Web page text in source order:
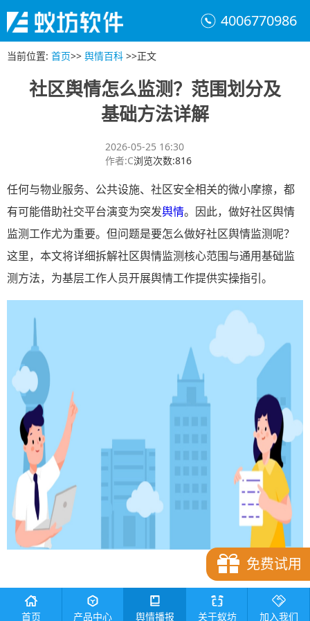
4006770986
当前位置: 首页>> 舆情百科 >>正文
社区舆情怎么监测？范围划分及
基础方法详解
2026-05-25 16:30
作者:C浏览次数:816
任何与物业服务、公共设施、社区安全相关的微小摩擦，都
有可能借助社交平台演变为突发舆情。因此，做好社区舆情
监测工作尤为重要。但问题是要怎么做好社区舆情监测呢？
这里，本文将详细拆解社区舆情监测核心范围与通用基础监
测方法，为基层工作人员开展舆情工作提供实操指引。
社区舆情监测范围划分
免费试用
首页 产品中心 舆情播报 关于蚁坊 加入我们